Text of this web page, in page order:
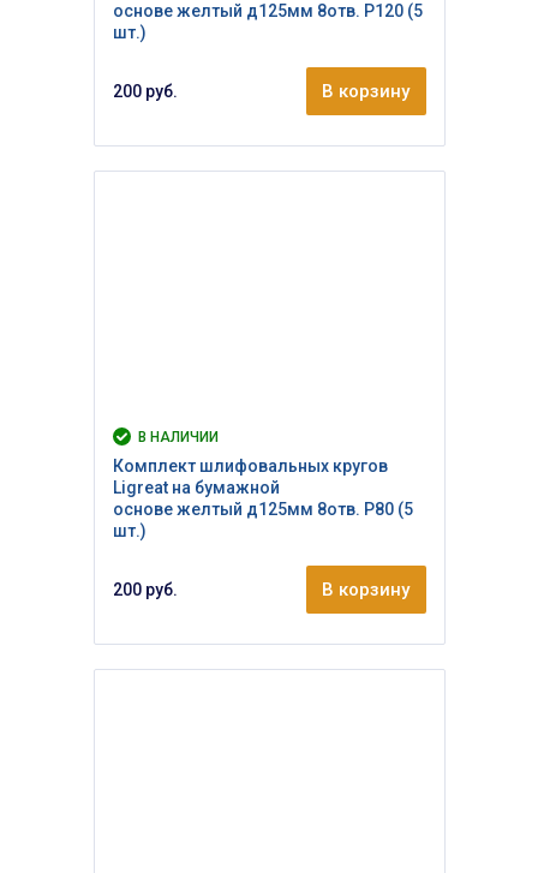
основе желтый д125мм 8отв. Р120 (5
шт.)
200 руб. В корзину
В НАЛИЧИИ
Комплект шлифовальных кругов
Ligreat на бумажной
основе желтый д125мм 8отв. Р80 (5
шт.)
200 руб. В корзину